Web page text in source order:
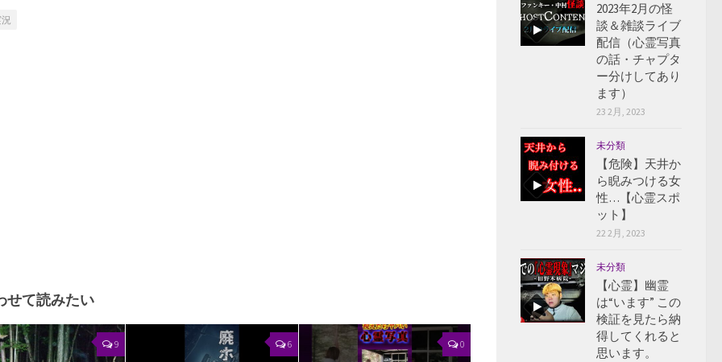
せて読みたい
9 6 0
2023年2月の怪
談＆雑談ライブ
配信（心霊写真
の話・チャプタ
ー分けしてあり
ます）
23 2月, 2023
未分類
【危険】天井か
ら睨みつける女
性…【心霊スポ
ット】
22 2月, 2023
未分類
【心霊】幽霊
は“います” この
検証を見たら納
得してくれると
思います。